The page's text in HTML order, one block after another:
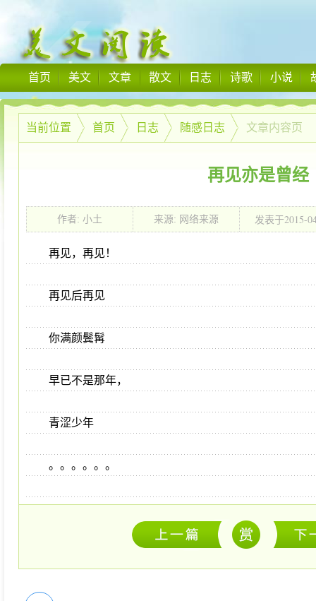
首页 美文 文章 散文 日志 诗歌 小说
当前位置 首页 日志 随感日志 文章内容页
再见亦是曾经
作者: 小土 来源: 网络来源 发表于2015-
再见，再见！
再见后再见
你满颜鬓髯
早已不是那年，
青涩少年
。。。。。。